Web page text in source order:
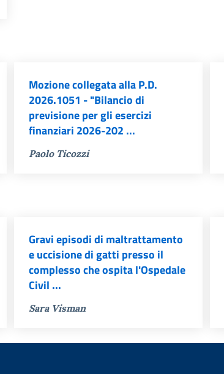
Mozione collegata alla P.D.
2026.1051 - "Bilancio di
previsione per gli esercizi
finanziari 2026-202 ...
Paolo Ticozzi
Gravi episodi di maltrattamento
e uccisione di gatti presso il
complesso che ospita l'Ospedale
Civil ...
Sara Visman